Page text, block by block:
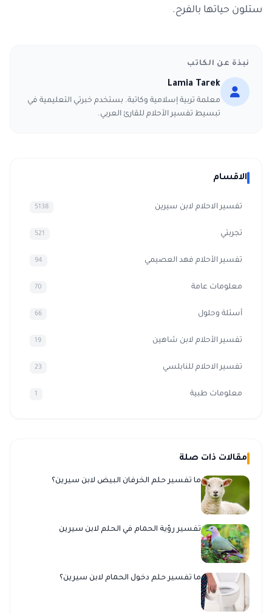
ستلون حياتها بالفرح.
نبذة عن الكاتب
Lamia Tarek
معلمة تربية إسلامية وكاتبة. بستخدم خبرتي التعليمية في
تبسيط تفسير الأحلام للقارئ العربي.
الاقسام
تفسير الاحلام لابن سيرين 5138
تجربتي 521
تفسير الأحلام فهد العصيمي 94
معلومات عامة 70
أسئلة وحلول 66
تفسير الأحلام لابن شاهين 19
تفسير الاحلام للنابلسي 23
معلومات طبية 1
مقالات ذات صلة
ما تفسير حلم الخرفان البيض لابن سيرين؟
تفسير رؤية الحمام في الحلم لابن سيرين
ما تفسير حلم دخول الحمام لابن سيرين؟